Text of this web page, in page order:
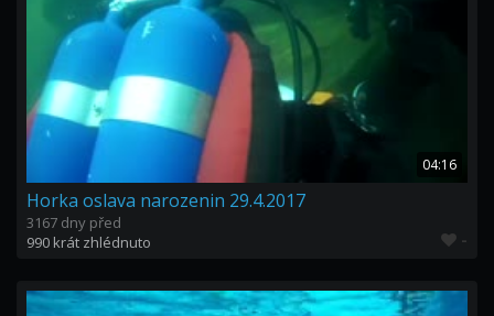
04:16
Horka oslava narozenin 29.4.2017
3167 dny před
990 krát zhlédnuto
-